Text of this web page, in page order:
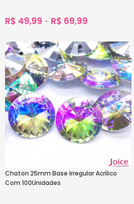
R$ 49,99 – R$ 69,99
Ver Opções
Chaton 25mm Base Irregular Acrílico
Com 100Unidades